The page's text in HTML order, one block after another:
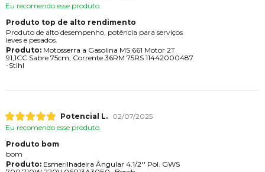
Eu recomendo esse produto.
Produto top de alto rendimento
Produto de alto desempenho, potência para serviços
leves e pesados.
Produto:Motosserra a Gasolina MS 661 Motor 2T
91,1CC Sabre 75cm, Corrente 36RM 75RS 11442000487
-Stihl
Potencial L.
02/07/2025
Eu recomendo esse produto.
Produto bom
bom
Produto:Esmerilhadeira Ângular 4.1/2'' Pol. GWS